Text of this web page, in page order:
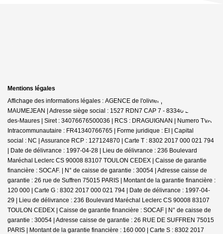
Mentions légales
Affichage des informations légales : AGENCE de l'olivier | Raison sociale : D
MAUMEJEAN | Adresse siège social : 1527 RDN7 CAP 7 - 83340 Le Cannet-
des-Maures | Siret : 34076676500036 | RCS : DRAGUIGNAN | Numero TVA
Intracommunautaire : FR41340766765 | Forme juridique : EI | Capital
social : NC | Assurance RCP : 127124870 | Carte T : 8302 2017 000 021 794
| Date de délivrance : 1997-04-28 | Lieu de délivrance : 236 Boulevard
Maréchal Leclerc CS 90008 83107 TOULON CEDEX | Caisse de garantie
financière : SOCAF. | N° de caisse de garantie : 30054 | Adresse caisse de
garantie : 26 rue de Suffren 75015 PARIS | Montant de la garantie financière :
120 000 | Carte G : 8302 2017 000 021 794 | Date de délivrance : 1997-04-
29 | Lieu de délivrance : 236 Boulevard Maréchal Leclerc CS 90008 83107
TOULON CEDEX | Caisse de garantie financière : SOCAF | N° de caisse de
garantie : 30054 | Adresse caisse de garantie : 26 RUE DE SUFFREN 75015
PARIS | Montant de la garantie financière : 160 000 | Carte S : 8302 2017